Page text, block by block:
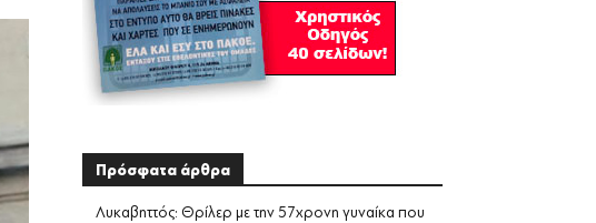
Πρόσφατα άρθρα
Λυκαβηττός: Θρίλερ με την 57χρονη γυναίκα που